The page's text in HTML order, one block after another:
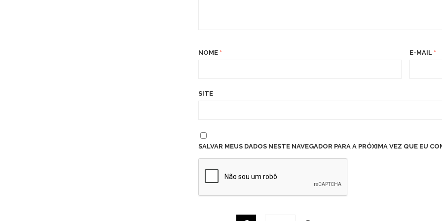
NOME * E-MAIL *
SITE
SALVAR MEUS DADOS NESTE NAVEGADOR PARA A PRÓXIMA VEZ QUE EU